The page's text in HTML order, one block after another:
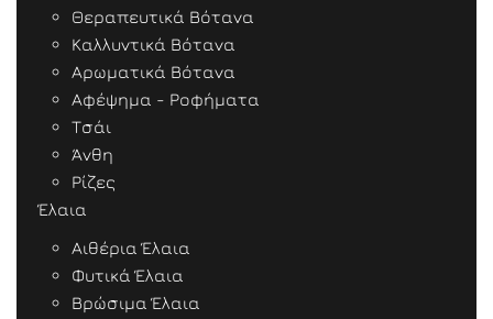
Θεραπευτικά Βότανα
Καλλυντικά Βότανα
Αρωματικά Βότανα
Αφέψημα - Ροφήματα
Τσάι
Άνθη
Ρίζες
Έλαια
Αιθέρια Έλαια
Φυτικά Έλαια
Βρώσιμα Έλαια